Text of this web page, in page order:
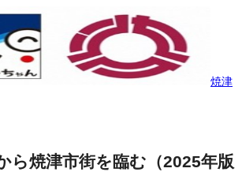
焼津
ら焼津市街を臨む（2025年版